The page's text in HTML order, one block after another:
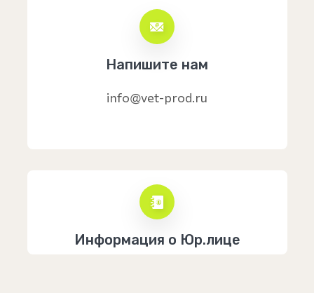
Напишите нам
info@vet-prod.ru
Информация о Юр.лице